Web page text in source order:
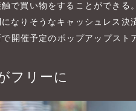
で買い物をすることができる
なりそうなキャッシュレス決
開催予定のポップアップスト
フリーに